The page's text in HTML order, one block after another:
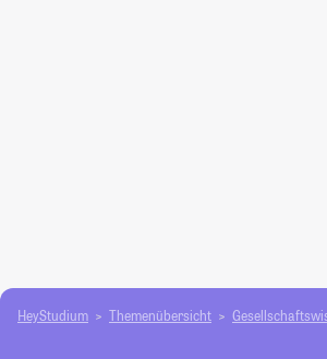
HeyStudium Themenübersicht